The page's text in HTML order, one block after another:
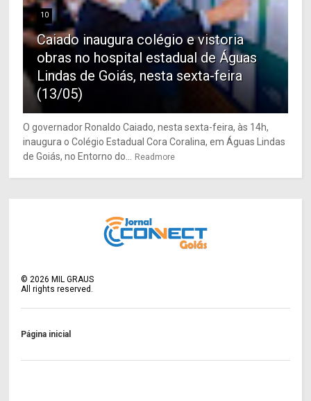
10
Caiado inaugura colégio e vistoria
obras no hospital estadual de Águas
Lindas de Goiás, nesta sexta-feira
(13/05)
O governador Ronaldo Caiado, nesta sexta-feira, às 14h,
inaugura o Colégio Estadual Cora Coralina, em Águas Lindas
de Goiás, no Entorno do...
Readmore
©2026 MIL GRAUS
All rights reserved.
Página inicial